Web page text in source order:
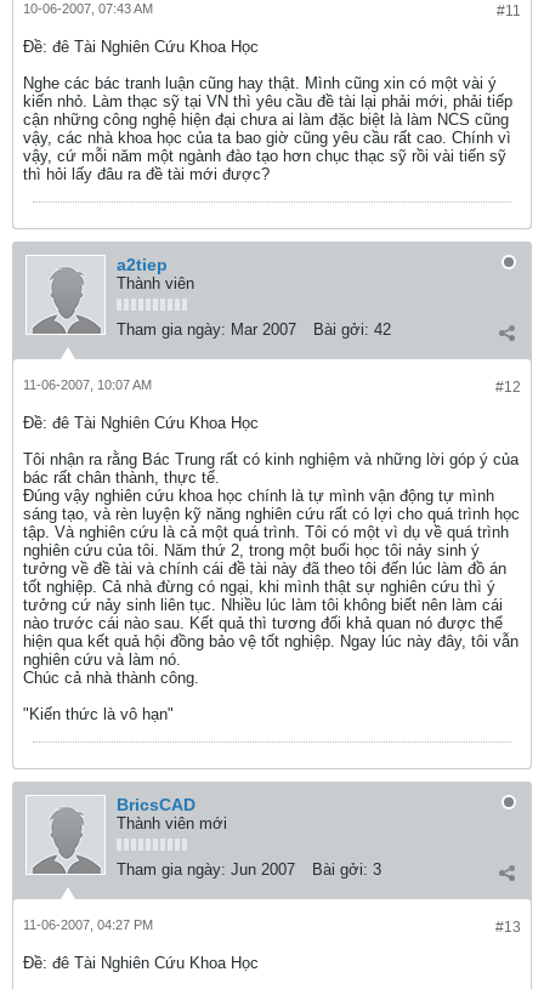
#11
10-06-2007, 07:43 AM
Ðề: đê Tài Nghiên Cứu Khoa Học
Nghe các bác tranh luận cũng hay thật. Mình cũng xin có một vài ý
kiến nhỏ. Làm thạc sỹ tại VN thì yêu cầu đề tài lại phải mới, phải tiếp
cận những công nghệ hiện đại chưa ai làm đặc biệt là làm NCS cũng
vậy, các nhà khoa học của ta bao giờ cũng yêu cầu rất cao. Chính vì
vậy, cứ mỗi năm một ngành đào tạo hơn chục thạc sỹ rồi vài tiến sỹ
thì hỏi lấy đâu ra đề tài mới được?
a2tiep
Thành viên
Tham gia ngày: Mar 2007 Bài gởi: 42
#12
11-06-2007, 10:07 AM
Ðề: đê Tài Nghiên Cứu Khoa Học
Tôi nhận ra rằng Bác Trung rất có kinh nghiệm và những lời góp ý của
bác rất chân thành, thực tế.
Đúng vậy nghiên cứu khoa học chính là tự mình vận động tự mình
sáng tạo, và rèn luyện kỹ năng nghiên cứu rất có lợi cho quá trình học
tập. Và nghiên cứu là cả một quá trình. Tôi có một vì dụ về quá trình
nghiên cứu của tôi. Năm thứ 2, trong một buổi học tôi nảy sinh ý
tưởng về đề tài và chính cái đề tài này đã theo tôi đến lúc làm đồ án
tốt nghiệp. Cả nhà đừng có ngại, khi mình thật sự nghiên cứu thì ý
tưởng cứ nảy sinh liên tục. Nhiều lúc làm tôi không biết nên làm cái
nào trước cái nào sau. Kết quả thì tương đối khả quan nó được thể
hiện qua kết quả hội đồng bảo vệ tốt nghiệp. Ngay lúc này đây, tôi vẫn
nghiên cứu và làm nó.
Chúc cả nhà thành công.
"Kiến thức là vô hạn"
BricsCAD
Thành viên mới
Tham gia ngày: Jun 2007 Bài gởi: 3
#13
11-06-2007, 04:27 PM
Ðề: đê Tài Nghiên Cứu Khoa Học